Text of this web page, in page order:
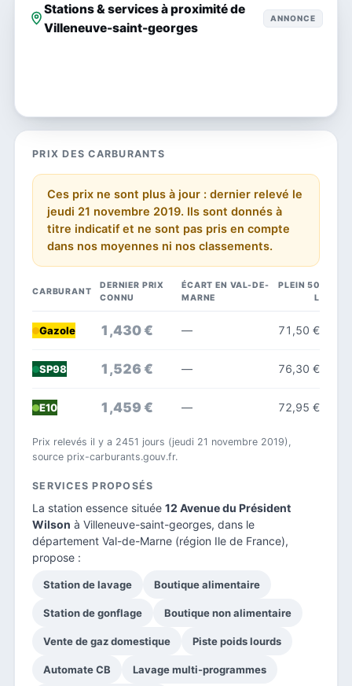
Stations & services à proximité de
Villeneuve-saint-georges
ANNONCE
PRIX DES CARBURANTS
Ces prix ne sont plus à jour : dernier relevé le
jeudi 21 novembre 2019. Ils sont donnés à
titre indicatif et ne sont pas pris en compte
dans nos moyennes ni nos classements.
CARBURANT
DERNIER PRIX
CONNU
ÉCART EN VAL-DE-
MARNE
PLEIN 50
L
Gazole 1,430 € — 71,50 €
SP98 1,526 € — 76,30 €
E10 1,459 € — 72,95 €
Prix relevés il y a 2451 jours (jeudi 21 novembre 2019),
source prix-carburants.gouv.fr.
SERVICES PROPOSÉS
La station essence située 12 Avenue du Président
Wilson à Villeneuve-saint-georges, dans le
département Val-de-Marne (région Ile de France),
propose :
Station de lavage Boutique alimentaire
Station de gonflage Boutique non alimentaire
Vente de gaz domestique Piste poids lourds
Automate CB Lavage multi-programmes